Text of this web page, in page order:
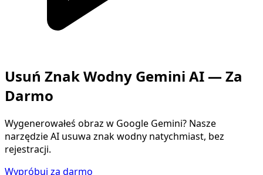
Usuń Znak Wodny Gemini AI — Za
Darmo
Wygenerowałeś obraz w Google Gemini? Nasze
narzędzie AI usuwa znak wodny natychmiast, bez
rejestracji.
Wypróbuj za darmo